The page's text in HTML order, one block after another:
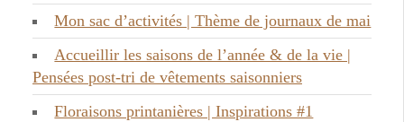
Mon sac d’activités | Thème de journaux de mai
Accueillir les saisons de l’année & de la vie |
Pensées post-tri de vêtements saisonniers
Floraisons printanières | Inspirations #1